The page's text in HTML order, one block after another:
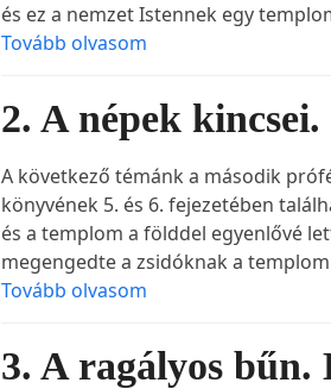
és ez a nemzet Istennek egy
Tovább olvasom
2. A népek
A következő témánk a második
könyvének 5. és 6. fejezetében
és a templom a földdel egyenlővé
megengedte a zsidóknak a
Tovább olvasom
3. A ragályos bűn.